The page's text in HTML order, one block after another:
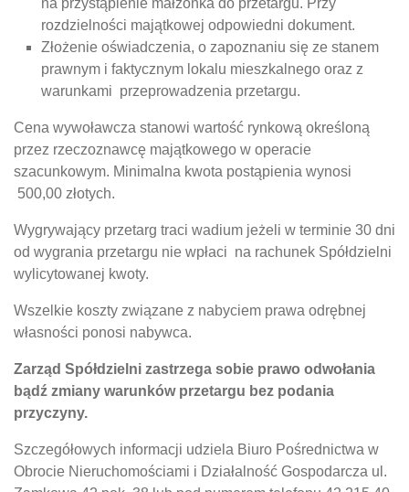
na przystąpienie małżonka do przetargu. Przy
rozdzielności majątkowej odpowiedni dokument.
Złożenie oświadczenia, o zapoznaniu się ze stanem
prawnym i faktycznym lokalu mieszkalnego oraz z
warunkami przeprowadzenia przetargu.
Cena wywoławcza stanowi wartość rynkową określoną
przez rzeczoznawcę majątkowego w operacie
szacunkowym. Minimalna kwota postąpienia wynosi
500,00 złotych.
Wygrywający przetarg traci wadium jeżeli w terminie 30 dni
od wygrania przetargu nie wpłaci na rachunek Spółdzielni
wylicytowanej kwoty.
Wszelkie koszty związane z nabyciem prawa odrębnej
własności ponosi nabywca.
Zarząd Spółdzielni zastrzega sobie prawo odwołania
bądź zmiany warunków przetargu bez podania
przyczyny.
Szczegółowych informacji udziela Biuro Pośrednictwa w
Obrocie Nieruchomościami i Działalność Gospodarcza ul.